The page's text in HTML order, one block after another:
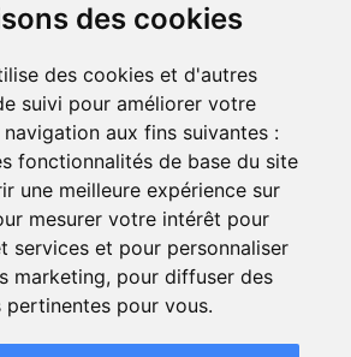
des cookies
des cookies et d'autres
suivi pour améliorer votre
aux fins suivantes :
fonctionnalités de base du site
une meilleure expérience sur
mesurer votre intérêt pour
services et pour personnaliser
marketing, pour diffuser des
pertinentes pour vous.
des avis de cette page
1 2 3 4 5
6
7
8 Suivant